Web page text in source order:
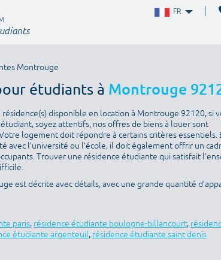
FR
Montrouge
étudiants à Montrouge
disponible en location à Montrouge 92120, si
soyez attentifs, nos offres de biens à louer sont
logement doit répondre à certains critères essentiels.
avec l’université ou l’école, il doit également offrir un
Trouver une résidence étudiante qui satisfait
est décrite avec détails, avec une grande quantité
paris, résidence étudiante boulogne-billancourt,
étudiante argenteuil, résidence étudiante saint denis